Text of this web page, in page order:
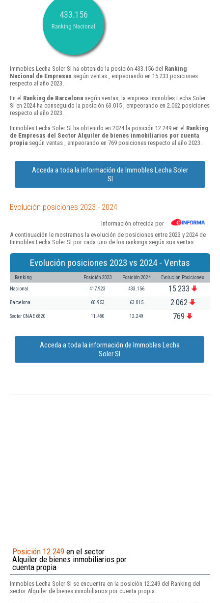
433.156
Ranking Nacional
Immobles Lecha Soler Sl ha obtenido la posición 433.156 del Ranking
Nacional de Empresas según ventas , empeorando en 15.233 posiciones
respecto al año 2023.
En el Ranking de Barcelona según ventas, la empresa Immobles Lecha Soler
Sl en 2024 ha conseguido la posición 63.015 , empeorando en 2.062 posiciones
respecto al año 2023.
Immobles Lecha Soler Sl ha obtenido en 2024 la posición 12.249 en el Ranking
de Empresas del Sector Alquiler de bienes inmobiliarios por cuenta
propia según ventas , empeorando en 769 posiciones respecto al año 2023.
Acceda a toda la información de Immobles Lecha Soler
Sl
Evolución posiciones 2023 - 2024
Información ofrecida por
A continuación le mostramos la evolución de posiciones entre 2023 y 2024 de
Immobles Lecha Soler Sl por cada uno de los rankings según sus ventas:
Evolución posiciones 2023 vs 2024 - Ventas
Ranking Posición 2023 Posición 2024 Evolución Posiciones
Nacional 417.923 433.156 15.233
Barcelona 60.953 63.015 2.062
Sector CNAE 6820 11.480 12.249 769
Acceda a toda la información de Immobles Lecha
Soler Sl
Posición 12.249 en el sector
Alquiler de bienes inmobiliarios por
cuenta propia
Immobles Lecha Soler Sl se encuentra en la posición 12.249 del Ranking del
sector Alquiler de bienes inmobiliarios por cuenta propia.